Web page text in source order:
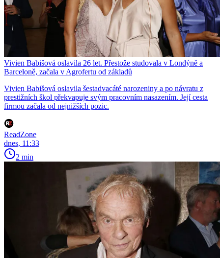
Vivien Babišová oslavila 26 let. Přestože studovala v Londýně a
Barceloně, začala v Agrofertu od základů
Vivien Babišová oslavila šestadvacáté narozeniny a po návratu z
prestižních škol překvapuje svým pracovním nasazením. Její cesta
firmou začala od nejnižších pozic.
ReadZone
dnes, 11:33
2 min